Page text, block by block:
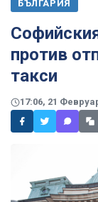
БЪЛГАРИЯ
против
такси
17:06, 21